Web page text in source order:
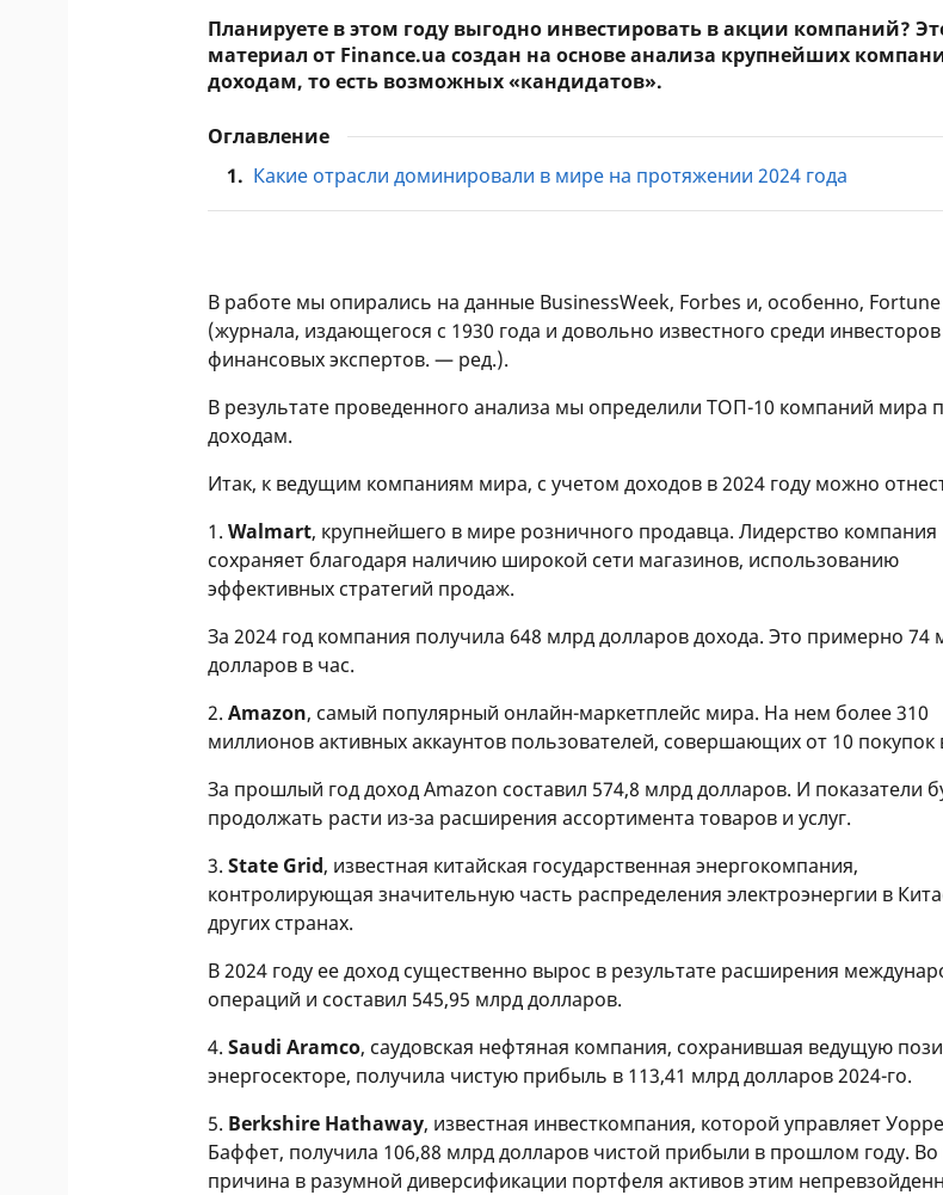
КЕШБЭКА
Планируете в этом году выгодно инвестировать в акции компаний?
материал от Finance.ua создан на основе анализа крупнейших
доходам, то есть возможных «кандидатов».
Оглавление
1. Какие отрасли доминировали в мире на протяжении 2024 года
В работе мы опирались на данные BusinessWeek, Forbes и, особенно, Fortune
(журнала, издающегося с 1930 года и довольно известного среди
финансовых экспертов. — ред.).
В результате проведенного анализа мы определили ТОП-10 компаний мира
доходам.
Итак, к ведущим компаниям мира, с учетом доходов в 2024 году можно
1.Walmart, крупнейшего в мире розничного продавца. Лидерство компания
сохраняет благодаря наличию широкой сети магазинов, использованию
эффективных стратегий продаж.
За 2024 год компания получила 648 млрд долларов дохода. Это примерно 74
долларов в час.
2.Amazon, самый популярный онлайн-маркетплейс мира. На нем более 310
миллионов активных аккаунтов пользователей, совершающих от 10 покупок
За прошлый год доход Amazon составил 574,8 млрд долларов. И показатели
продолжать расти из-за расширения ассортимента товаров и услуг.
3.State Grid, известная китайская государственная энергокомпания,
контролирующая значительную часть распределения электроэнергии в
других странах.
В 2024 году ее доход существенно вырос в результате расширения
операций и составил 545,95 млрд долларов.
4.Saudi Aramco, саудовская нефтяная компания, сохранившая ведущую
энергосекторе, получила чистую прибыль в 113,41 млрд долларов 2024-го.
5. Berkshire Hathaway, известная инвесткомпания, которой управляет
Баффет, получила 106,88 млрд долларов чистой прибыли в прошлом году.
причина в разумной диверсификации портфеля активов этим